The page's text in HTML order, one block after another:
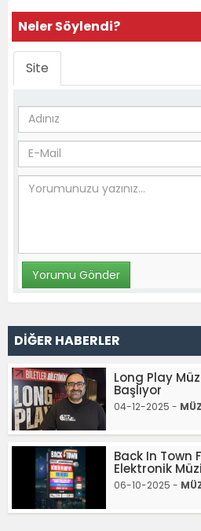
Neler Söylendi?
Site
DİĞER HABERLER
Long Play
Başlıyor
04-12-2025 -
Back In Town
Elektronik
06-10-2025 -